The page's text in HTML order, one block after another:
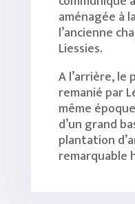
aménagée à
l’ancienne
Liessies.
A l’arrière, le
remanié par
même
d’un grand
plantation
remarquable